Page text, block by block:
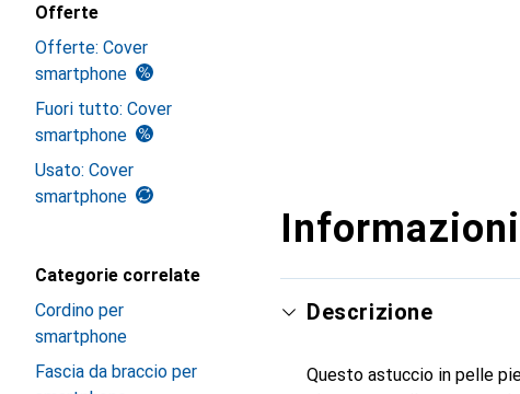
Offerte
Offerte: Cover
smartphone
Fuori tutto: Cover
smartphone
Usato: Cover
smartphone
Categorie correlate
Cordino per
smartphone
Fascia da braccio per
Descrizione
Questo astuccio in pelle